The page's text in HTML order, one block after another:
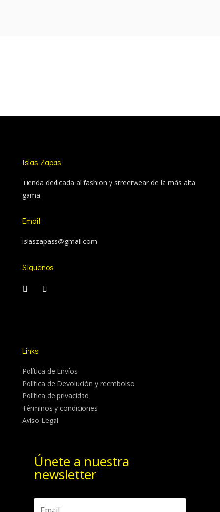
Islas Zapas
Tienda dedicada al fashion y streetwear de la más alta
gama
Email
islaszapass@gmail.com
Síguenos
Links
Política de Envíos
Política de Devolución y reembolso
Política de privacidad
Términos y condiciones
Aviso Legal
Únete a nuestra
newsletter